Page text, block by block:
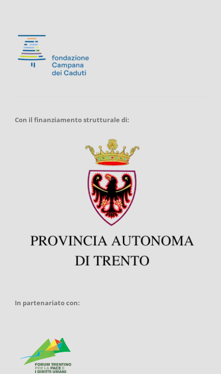
Con il finanziamento strutturale di:
In partenariato con: